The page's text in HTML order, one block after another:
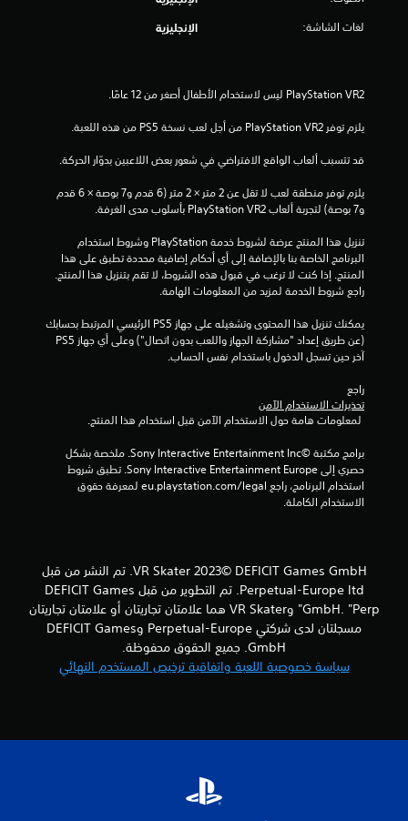
0
م
ن
ل
ت
ق
ي
ا
لغات الشاشة: الإنجليزية
يلزم توفر PlayStation VR2 من أجل لعب نسخة PS5 من هذه اللعبة.
قد تتسبب ألعاب الواقع الافتراضي في شعور بعض اللاعبين بدوّار الحركة.
و7 بوصة) لتجربة ألعاب PlayStation VR2 بأسلوب مدى الغرفة.
راجع شروط الخدمة لمزيد من المعلومات الهامة.
آخر حين تسجل الدخول باستخدام نفس الحساب.
راجع
تحذيرات الاستخدام الآمن
الاستخدام الكاملة.
VR Skater 2023© DEFICIT Games GmbH. تم النشر من قبل
Perpetual-Europe ltd. تم التطوير من قبل DEFICIT Games
GmbH. "Perp" وVR Skater هما علامتان تجاريتان أو علامتان تجاريتان
مسجلتان لدى شركتي Perpetual-Europe وDEFICIT Games
GmbH. جميع الحقوق محفوظة.
سياسة خصوصية اللعبة واتفاقية ترخيص المستخدم النهائي